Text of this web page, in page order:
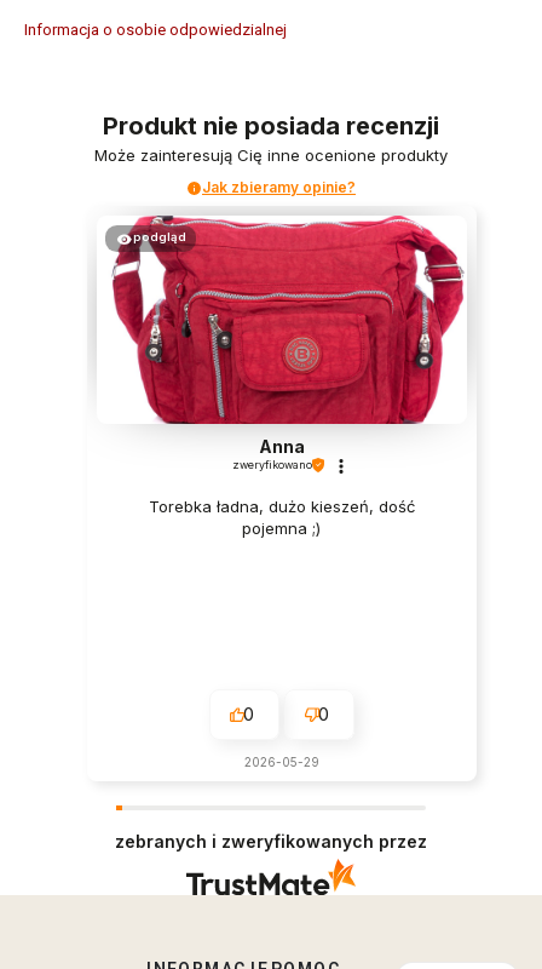
Informacja o osobie odpowiedzialnej
Produkt nie posiada recenzji
Może zainteresują Cię inne ocenione produkty
Jak zbieramy opinie?
podgląd
Anna
zweryfikowano
Torebka ładna, dużo kieszeń, dość
pojemna ;)
0 0
2026-05-29
zebranych i zweryfikowanych przez